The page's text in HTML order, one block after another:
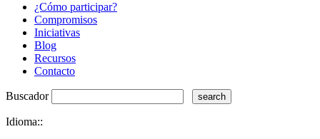
¿Cómo participar?
Compromisos
Iniciativas
Blog
Recursos
Contacto
Buscador
Idioma::